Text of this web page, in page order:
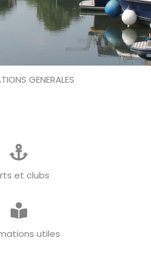
GENERALES
et clubs
utiles